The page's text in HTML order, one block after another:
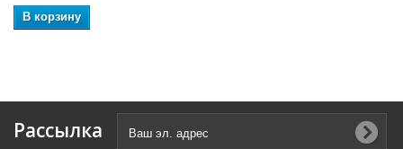
В корзину
Рассылка